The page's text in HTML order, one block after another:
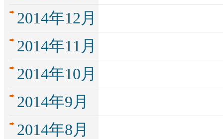
2014年12月
2014年11月
2014年10月
2014年9月
2014年8月